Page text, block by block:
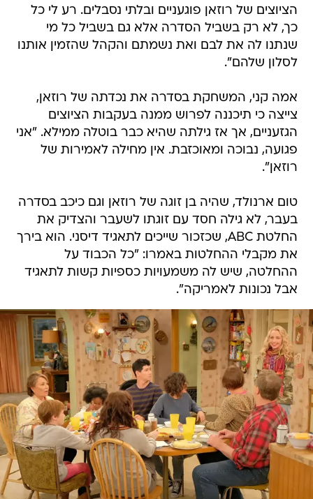
הציוצים של רוזאן פוגעניים ובלתי נסבלים. רע לי כל
כך, לא רק בשביל הסדרה אלא גם בשביל כל מי
שנתנו לה את לבם ואת נשמתם והקהל שהזמין אותנו
לסלון שלהם".
אמה קני, המשחקת בסדרה את נכדתה של רוזאן,
צייצה כי תיכננה לפרוש ממנה בעקבות הציוצים
הגזעניים, אך אז גילתה שהיא כבר בוטלה ממילא. "אני
פגועה, נבוכה ומאוכזבת. אין מחילה לאמירות של
רוזאן".
טום ארנולד, שהיה בן זוגה של רוזאן וגם כיכב בסדרה
בעבר, לא גילה חסד עם זוגתו לשעבר והצדיק את
החלטת ABC, שכזכור שייכים לתאגיד דיסני. הוא בירך
את מקבלי ההחלטות באמרו: "כל הכבוד על
ההחלטה, שיש לה משמעויות כספיות קשות לתאגיד
אבל נכונות לאמריקה".